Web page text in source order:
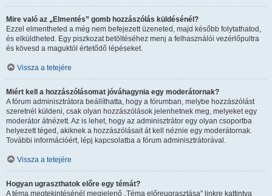
Mire való az „Elmentés” gomb hozzászólás küldésénél?
Ezzel elmentheted a még nem befejezett üzeneted, majd később folytathatod,
és elküldheted. Egy piszkozat betöltéséhez menj a felhasználói vezérlőpultra
és kövesd a maguktól értetődő lépéseket.
Vissza a tetejére
Miért kell a hozzászólásomat jóváhagynia egy moderátornak?
A fórum adminisztrátora beállíthatta, hogy a fórumban, melybe hozzászólást
szeretnél küldeni, csak olyan hozzászólások jelenhetnek meg, melyeket egy
moderátor átnézett. Az is lehet, hogy az adminisztrátor egy olyan csoportba
helyezett téged, akiknek a hozzászólásait át kell néznie egy moderátornak.
További információért, lépj kapcsolatba a fórum adminisztrátorával.
Vissza a tetejére
Hogyan ugraszthatok előre egy témát?
A téma megtekintésénél megjelenő „Téma előreugrasztása” linkre kattintva